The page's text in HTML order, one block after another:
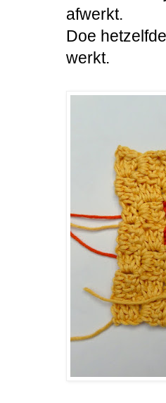
afwerkt.
Doe
werkt.